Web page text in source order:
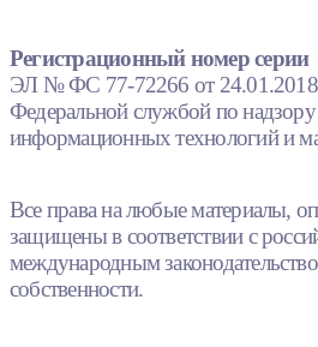
Регистрационный номер серии
ЭЛ № ФС 77-72266 от 24.01.2018.
Федеральной службой по надзору
информационных технологий и
Все права на любые материалы,
защищены в соответствии с
международным
собственности.